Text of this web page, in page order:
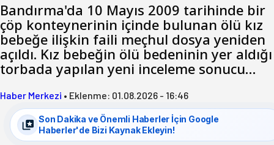
Bandırma'da 10 Mayıs 2009 tarihinde bir
çöp konteynerinin içinde bulunan ölü kız
bebeğe ilişkin faili meçhul dosya yeniden
açıldı. Kız bebeğin ölü bedeninin yer aldığı
torbada yapılan yeni inceleme sonucu…
Haber Merkezi • Eklenme: 01.08.2026 - 16:46
Son Dakika ve Önemli Haberler İçin Google
Haberler'de Bizi Kaynak Ekleyin!